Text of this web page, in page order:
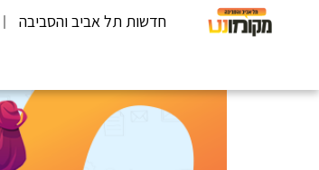
חדשות תל אביב והסביבה